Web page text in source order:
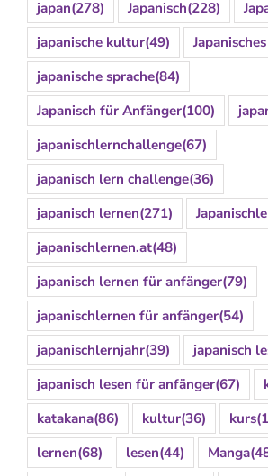
japan(278) Japanisch(228)
japanische kultur(49)
japanische sprache(84)
Japanisch für Anfänger(100)
japanischlernchallenge(67)
japanisch lern challenge(36)
japanisch lernen(271)
japanischlernen.at(48)
japanisch lernen für anfänger(79)
japanischlernen für anfänger(54)
japanischlernjahr(39) japanisch
japanisch lesen für anfänger(67)
katakana(86) kultur(36) kurs
lernen(68) lesen(44) Manga